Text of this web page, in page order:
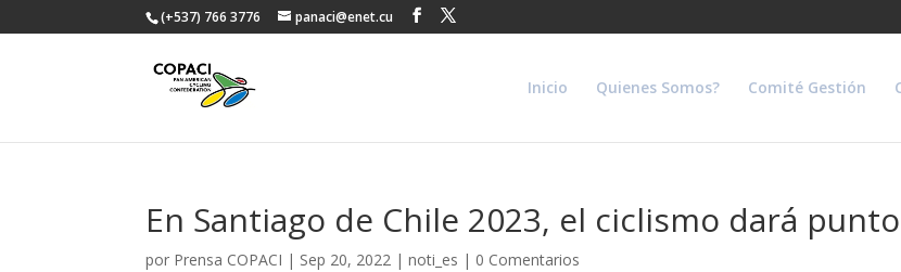
(+537) 766 3776 panaci@enet.cu
Inicio Quienes Somos? Comité Gestión
En Santiago de Chile 2023, el ciclismo dará
por Prensa COPACI | Sep 20, 2022 |noti_es | 0 Comentarios